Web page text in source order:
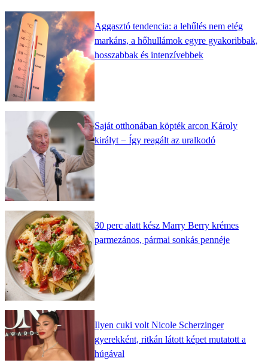
Aggasztó tendencia: a lehűlés nem elég
markáns, a hőhullámok egyre gyakoribbak,
hosszabbak és intenzívebbek
Saját otthonában köpték arcon Károly
királyt − Így reagált az uralkodó
30 perc alatt kész Marry Berry krémes
parmezános, pármai sonkás pennéje
Ilyen cuki volt Nicole Scherzinger
gyerekként, ritkán látott képet mutatott a
húgával